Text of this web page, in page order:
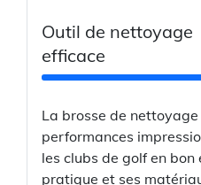
Outil de nettoyage
efficace
La brosse de nettoyage
performances
les clubs de golf en
pratique et ses